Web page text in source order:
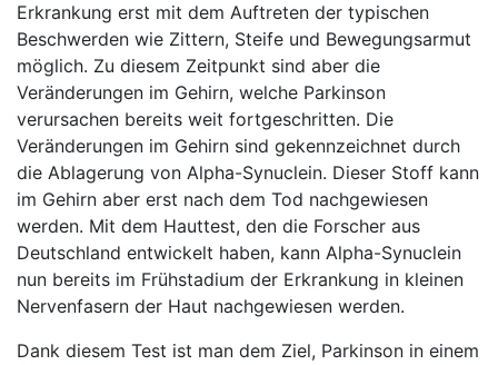
Erkrankung erst mit dem Auftreten der typischen
Beschwerden wie Zittern, Steife und Bewegungsarmut
möglich. Zu diesem Zeitpunkt sind aber die
Veränderungen im Gehirn, welche Parkinson
verursachen bereits weit fortgeschritten. Die
Veränderungen im Gehirn sind gekennzeichnet durch
die Ablagerung von Alpha-Synuclein. Dieser Stoff kann
im Gehirn aber erst nach dem Tod nachgewiesen
werden. Mit dem Hauttest, den die Forscher aus
Deutschland entwickelt haben, kann Alpha-Synuclein
nun bereits im Frühstadium der Erkrankung in kleinen
Nervenfasern der Haut nachgewiesen werden.
Dank diesem Test ist man dem Ziel, Parkinson in einem